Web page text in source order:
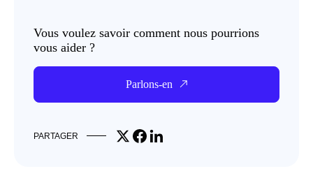
Vous voulez savoir comment nous pourrions
vous aider ?
Parlons-en
PARTAGER Share on X
Share on Facebook
Share on LinkedIn